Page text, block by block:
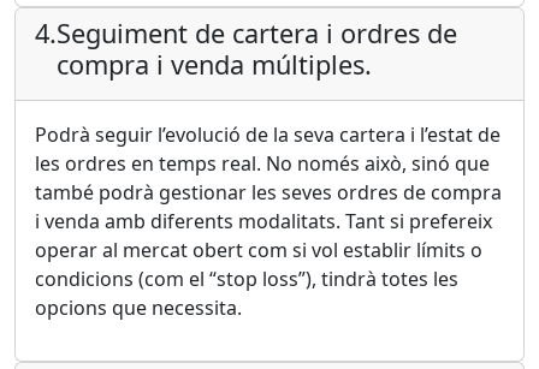
4.Seguiment de cartera i ordres de
compra i venda múltiples.
Podrà seguir l’evolució de la seva cartera i l’estat de
les ordres en temps real. No només això, sinó que
també podrà gestionar les seves ordres de compra
i venda amb diferents modalitats. Tant si prefereix
operar al mercat obert com si vol establir límits o
condicions (com el “stop loss”), tindrà totes les
opcions que necessita.